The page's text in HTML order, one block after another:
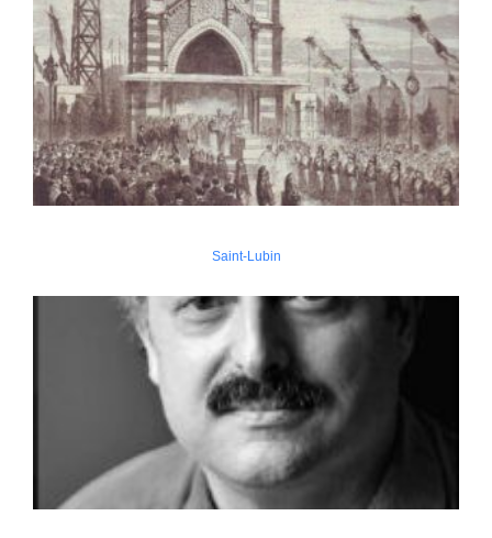
Saint-Lubin